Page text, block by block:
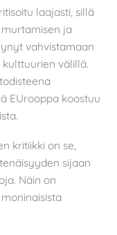
laajasti, sillä
ja
vahvistamaan
välillä.
EUrooppa koostuu
kritiikki on se,
sijaan
Näin on